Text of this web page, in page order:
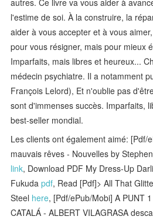
l'estime de soi. À la construire, la
aider à vous accepter et à vous
pour vous résigner, mais pour mieux
Imparfaits, mais libres et heureux...
médecin psychiatre. Il a notamment
François Lelord), Et n'oublie pas
sont d'immenses succès. Imparfaits,
best-seller mondial.
Les clients ont également aimé: [Pdf/
mauvais rêves - Nouvelles by
link, Download PDF My Dress-Up
Fukudapdf, Read [Pdf]> All That
Steel here, [Pdf/ePub/Mobi] A PUNT
CATALÁ - ALBERT VILAGRASA